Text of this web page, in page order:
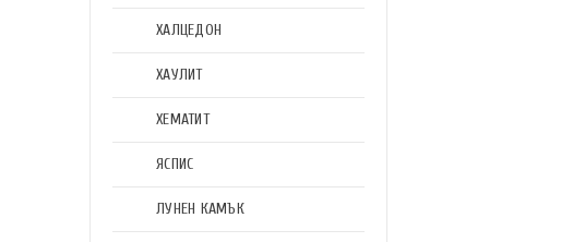
ХАЛЦЕДОН
ХАУЛИТ
ХЕМАТИТ
ЯСПИС
ЛУНЕН КАМЪК